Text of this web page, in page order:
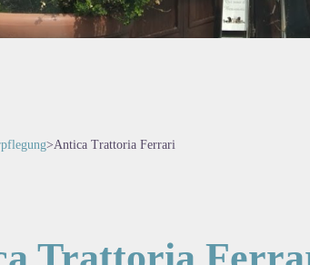
>Antica Trattoria Ferrari